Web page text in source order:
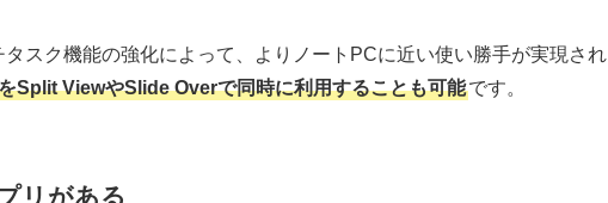
スク機能の強化によって、よりノートPCに近い使い勝手が実現され
Split ViewやSlide Overで同時に利用することも可能です。
リがある